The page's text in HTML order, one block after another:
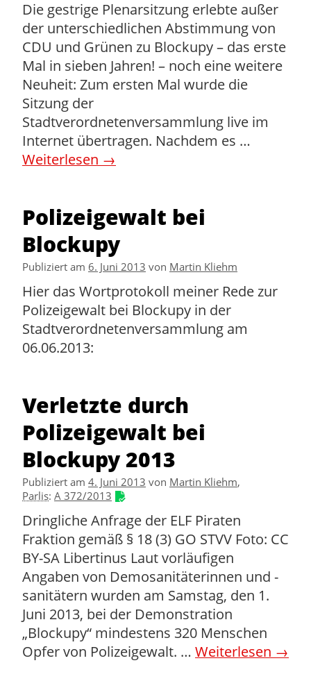
Die gestrige Plenarsitzung erlebte außer
der unterschiedlichen Abstimmung von
CDU und Grünen zu Blockupy – das erste
Mal in sieben Jahren! – noch eine weitere
Neuheit: Zum ersten Mal wurde die
Sitzung der
Stadtverordnetenversammlung live im
Internet übertragen. Nachdem es …
Weiterlesen →
Polizeigewalt bei
Blockupy
Publiziert am 6. Juni 2013 von Martin Kliehm
Hier das Wortprotokoll meiner Rede zur
Polizeigewalt bei Blockupy in der
Stadtverordnetenversammlung am
06.06.2013:
Verletzte durch
Polizeigewalt bei
Blockupy 2013
Publiziert am 4. Juni 2013 von Martin Kliehm,
Parlis: A 372/2013
Dringliche Anfrage der ELF Piraten
Fraktion gemäß § 18 (3) GO STVV Foto: CC
BY-SA Libertinus Laut vorläufigen
Angaben von Demosanitäterinnen und -
sanitätern wurden am Samstag, den 1.
Juni 2013, bei der Demonstration
„Blockupy“ mindestens 320 Menschen
Opfer von Polizeigewalt. … Weiterlesen →